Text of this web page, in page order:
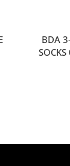
ΒDA